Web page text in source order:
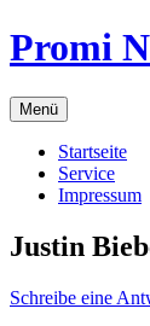
Zum
Inhalt
Promi
Menü
Startseite
Service
Impressum
Justin
Schreibe eine